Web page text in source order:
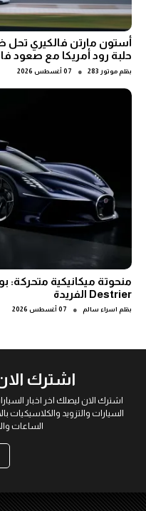
أستون مارتن فالكيري تحل
حلبة رود أمريكا مع صعود
بقلم موتور 283 ● 07 أغسطس 2026
منحوتة ميكانيكية متحركة:
Destrier الفريدة
بقلم اسراء سالم ● 07 أغسطس 2026
اشترك الان
اشترك الان ليصلك اخر اخبار
السيارات والتزويد
الساعات